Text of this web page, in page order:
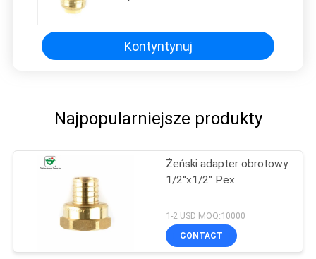
Kontyntynuj
Najpopularniejsze produkty
Żeński adapter obrotowy
1/2''x1/2" Pex
1-2 USD MOQ:10000
CONTACT